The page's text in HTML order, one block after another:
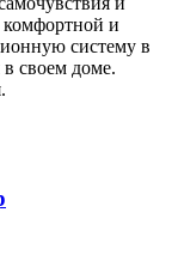
комфортной и
систему в
своем доме.